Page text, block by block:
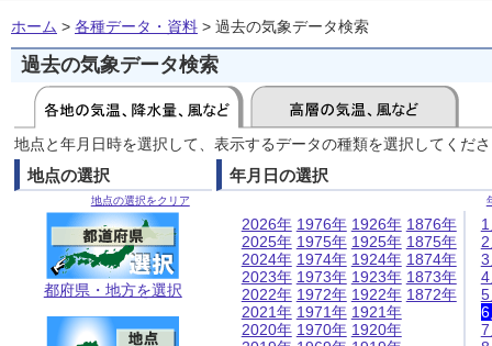
ホーム > 各種データ・資料 > 過去の気象データ検索
過去の気象データ検索
地点と年月日時を選択して、表示するデータの種類を選択してくだ
地点の選択
地点の選択をクリア
都府県・地方を選択
年月日の選択
2026年
2025年
2024年
2023年
2022年
2021年
2020年
1976年
1975年
1974年
1973年
1972年
1971年
1970年
1926年
1925年
1924年
1923年
1922年
1921年
1920年
1876年
1875年
1874年
1873年
1872年